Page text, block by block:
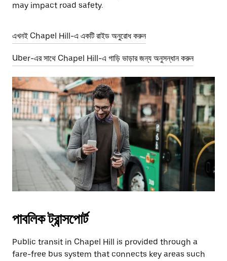
may impact road safety.
এখনই Chapel Hill-এ একটি রাইড অনুরোধ করুন
Uber-এর সাথে Chapel Hill-এ গাড়ি ভাড়ার জন্য অনুসন্ধান করুন
পাবলিক ট্রান্সপোর্ট
Public transit in Chapel Hill is provided through a
fare-free bus system that connects key areas such